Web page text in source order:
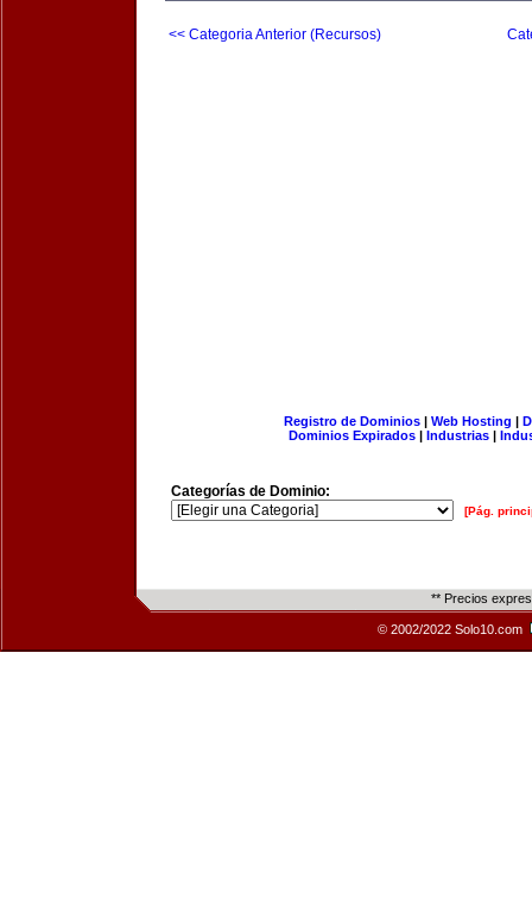
<< Categoria Anterior (Recursos)
Registro de Dominios| Web Hosting |
Dominios Expirados | Industrias |
Categorías de Dominio:
[Pág.
** Precios
© 2002/2022 Solo10.com